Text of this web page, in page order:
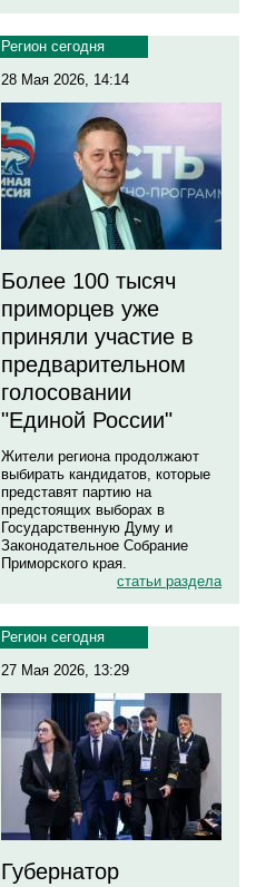
Регион сегодня
28 Мая 2026, 14:14
Более 100 тысяч
приморцев уже
приняли участие в
предварительном
голосовании
"Единой России"
Жители региона продолжают
выбирать кандидатов, которые
представят партию на
предстоящих выборах в
Государственную Думу и
Законодательное Собрание
Приморского края.
статьи раздела
Регион сегодня
27 Мая 2026, 13:29
Губернатор